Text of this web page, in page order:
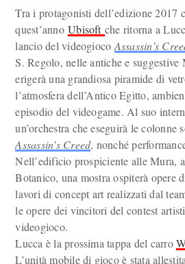
Tra i protagonisti dell’edizione 2017
quest’annoUbisoft che ritorna a
lancio del videogioco Assassin’s
S. Regolo, nelle antiche e
erigerà una grandiosa piramide di
l’atmosfera dell’Antico Egitto,
episodio del videogame. Al suo
un’orchestra che eseguirà le colonne
Assassin’s Creed, nonché
Nell’edificio prospiciente alle Mura,
Botanico, una mostra ospiterà opere
lavori di concept art realizzati dal
le opere dei vincitori del contest
videogioco.
Lucca è la prossima tappa del carro
L’unità mobile di gioco è stata